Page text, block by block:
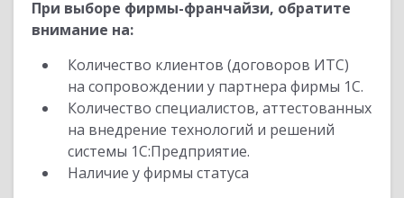
При выборе фирмы-франчайзи, обратите
внимание на:
Количество клиентов (договоров ИТС)
на сопровождении у партнера фирмы 1С.
Количество специалистов, аттестованных
на внедрение технологий и решений
системы 1С:Предприятие.
Наличие у фирмы статуса